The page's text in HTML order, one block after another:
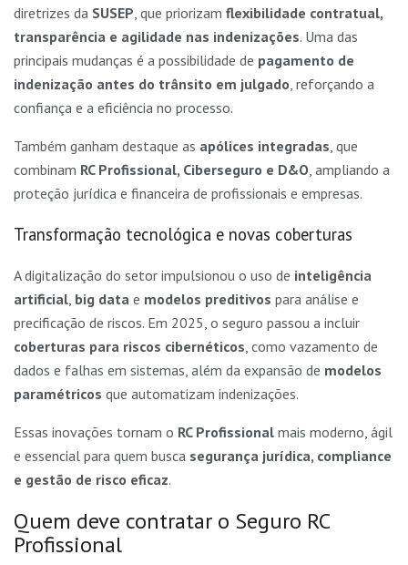
diretrizes da SUSEP, que priorizam flexibilidade contratual,
transparência e agilidade nas indenizações. Uma das
principais mudanças é a possibilidade de pagamento de
indenização antes do trânsito em julgado, reforçando a
confiança e a eficiência no processo.
Também ganham destaque as apólices integradas, que
combinam RC Profissional, Ciberseguro e D&O, ampliando a
proteção jurídica e financeira de profissionais e empresas.
Transformação tecnológica e novas coberturas
A digitalização do setor impulsionou o uso de inteligência
artificial big data e modelos preditivos para análise e
precificação de riscos. Em 2025, o seguro passou a incluir
coberturas para riscos cibernéticos , como vazamento de
dados e falhas em sistemas, além da expansão de modelos
paramétricos que automatizam indenizações.
Essas inovações tornam o RC Profissional mais moderno, ágil
e essencial para quem busca segurança jurídica, compliance
e gestão de risco eficaz.
Quem deve contratar o Seguro RC
Profissional